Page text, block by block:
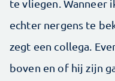
te vliegen. Wanneer
echter nergens te
zegt een collega.
boven en of hij zijn